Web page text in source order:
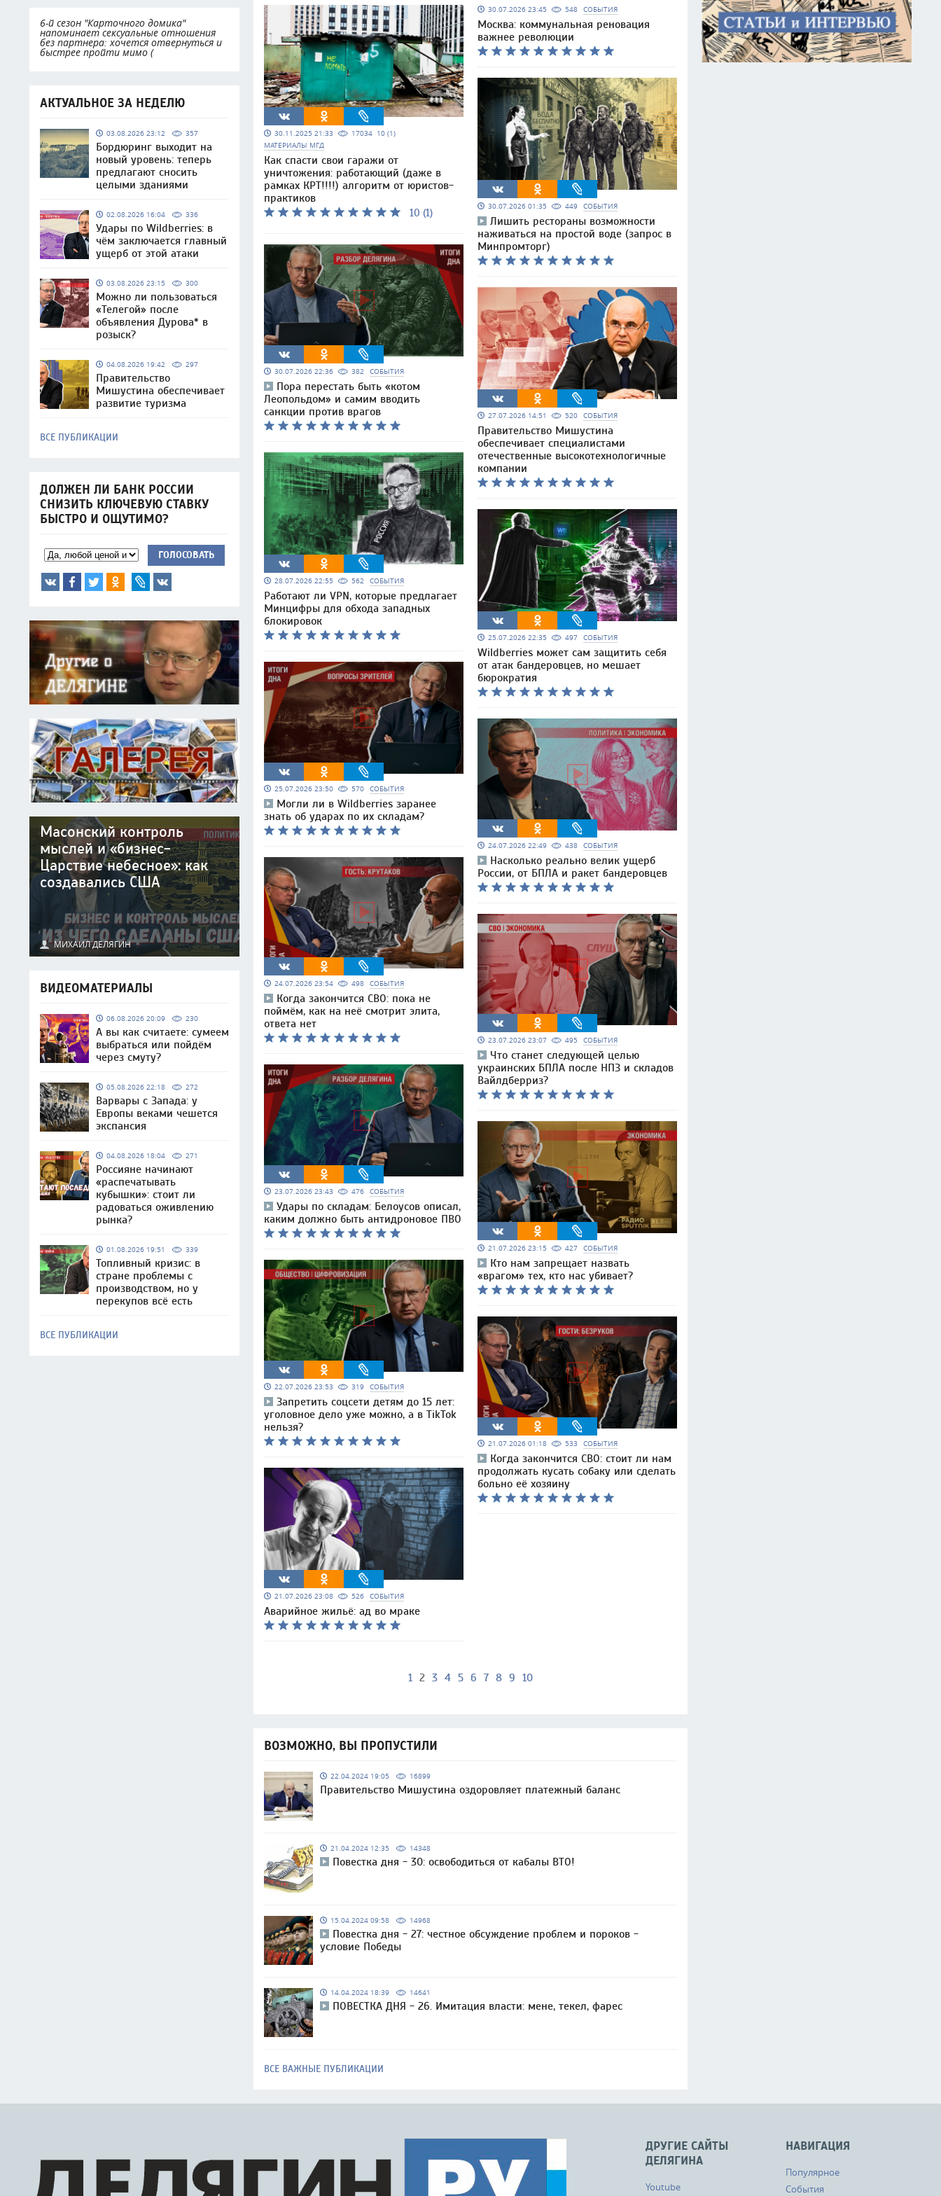
6-й сезон "Карточного домика"
напоминает сексуальные отношения
без партнера: хочется отвернуться и
быстрее пройти мимо (
АКТУАЛЬНОЕ ЗА НЕДЕЛЮ
03.08.2026 23:12 357
Бордюринг выходит на
новый уровень: теперь
предлагают сносить
целыми зданиями
02.08.2026 16:04 336
Удары по Wildberries: в
чём заключается главный
ущерб от этой атаки
03.08.2026 23:15 300
Можно ли пользоваться
«Телегой» после
объявления Дурова* в
розыск?
04.08.2026 19:42 297
Правительство
Мишустина обеспечивает
развитие туризма
ВСЕ ПУБЛИКАЦИИ
ДОЛЖЕН ЛИ БАНК РОССИИ
СНИЗИТЬ КЛЮЧЕВУЮ СТАВКУ
БЫСТРО И ОЩУТИМО?
ГОЛОСОВАТЬ
Масонский контроль
мыслей и «бизнес-
Царствие небесное»: как
создавались США
МИХАИЛ ДЕЛЯГИН
ВИДЕОМАТЕРИАЛЫ
06.08.2026 20:09 230
А вы как считаете: сумеем
выбраться или пойдём
через смуту?
05.08.2026 22:18 272
Варвары с Запада: у
Европы веками чешется
экспансия
04.08.2026 18:04 271
Россияне начинают
«распечатывать
кубышки»: стоит ли
радоваться оживлению
рынка?
01.08.2026 19:51 339
Топливный кризис: в
стране проблемы с
производством, но у
перекупов всё есть
ВСЕ ПУБЛИКАЦИИ
30.11.2025 21:33 17034 10 (1)
МАТЕРИАЛЫ МГД
Как спасти свои гаражи от
уничтожения: работающий (даже в
рамках КРТ!!!!) алгоритм от юристов-
практиков
10 (1)
30.07.2026 22:36 382 СОБЫТИЯ
Пора перестать быть «котом
Леопольдом» и самим вводить
санкции против врагов
28.07.2026 22:55 562 СОБЫТИЯ
Работают ли VPN, которые предлагает
Минцифры для обхода западных
блокировок
25.07.2026 23:50 570 СОБЫТИЯ
Могли ли в Wildberries заранее
знать об ударах по их складам?
24.07.2026 23:54 498 СОБЫТИЯ
Когда закончится СВО: пока не
поймём, как на неё смотрит элита,
ответа нет
23.07.2026 23:43 476 СОБЫТИЯ
Удары по складам: Белоусов описал,
каким должно быть антидроновое ПВО
22.07.2026 23:53 319 СОБЫТИЯ
Запретить соцсети детям до 15 лет:
уголовное дело уже можно, а в TikTok
нельзя?
21.07.2026 23:08 526 СОБЫТИЯ
Аварийное жильё: ад во мраке
30.07.2026 23:45 548 СОБЫТИЯ
Москва: коммунальная реновация
важнее революции
30.07.2026 01:35 449 СОБЫТИЯ
Лишить рестораны возможности
наживаться на простой воде (запрос в
Минпромторг)
27.07.2026 14:51 520 СОБЫТИЯ
Правительство Мишустина
обеспечивает специалистами
отечественные высокотехнологичные
компании
25.07.2026 22:35 497 СОБЫТИЯ
Wildberries может сам защитить себя
от атак бандеровцев, но мешает
бюрократия
24.07.2026 22:49 438 СОБЫТИЯ
Насколько реально велик ущерб
России, от БПЛА и ракет бандеровцев
23.07.2026 23:07 495 СОБЫТИЯ
Что станет следующей целью
украинских БПЛА после НПЗ и складов
Вайлдберриз?
21.07.2026 23:15 427 СОБЫТИЯ
Кто нам запрещает назвать
«врагом» тех, кто нас убивает?
21.07.2026 01:18 533 СОБЫТИЯ
Когда закончится СВО: стоит ли нам
продолжать кусать собаку или сделать
больно её хозяину
1 2 3 4 5 6 7 8 9 10
ВОЗМОЖНО, ВЫ ПРОПУСТИЛИ
22.04.2024 19:05 16899
Правительство Мишустина оздоровляет платежный баланс
21.04.2024 12:35 14348
Повестка дня - 30: освободиться от кабалы ВТО!
15.04.2024 09:58 14968
Повестка дня - 27: честное обсуждение проблем и пороков -
условие Победы
14.04.2024 18:39 14641
ПОВЕСТКА ДНЯ - 26. Имитация власти: мене, текел, фарес
ВСЕ ВАЖНЫЕ ПУБЛИКАЦИИ
НАВИГАЦИЯ
Популярное
События
ДРУГИЕ САЙТЫ
ДЕЛЯГИНА
Youtube